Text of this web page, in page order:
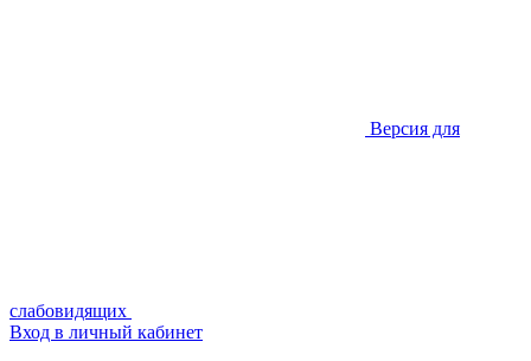
Версия для
слабовидящих
Вход в личный кабинет